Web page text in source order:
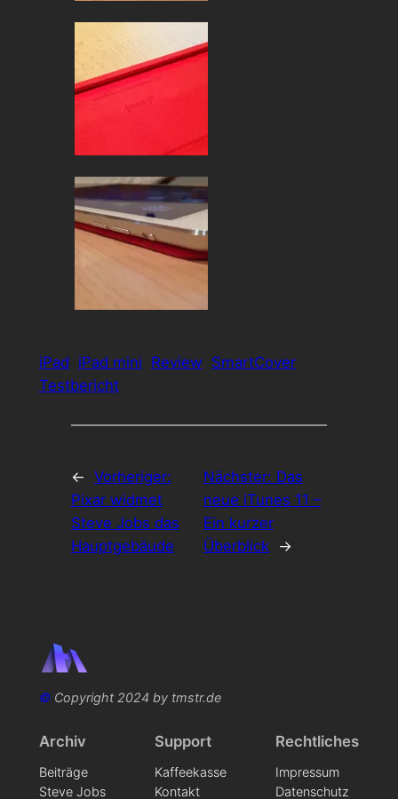
iPad iPad mini Review SmartCover
Testbericht
← Vorheriger:
Pixar widmet
Steve Jobs das
Hauptgebäude
Nächster: Das
neue iTunes 11 –
Ein kurzer
Überblick
→
©Copyright 2024 by tmstr.de
Archiv
Beiträge
Steve Jobs
Support
Kaffeekasse
Kontakt
Rechtliches
Impressum
Datenschutz